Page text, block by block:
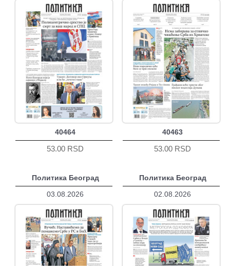
40464
53.00 RSD
40463
53.00 RSD
Политика Београд
03.08.2026
Политика Београд
02.08.2026